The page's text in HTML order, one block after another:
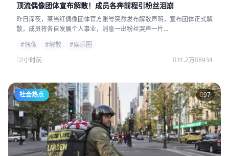
顶流偶像团体宣布解散！成员各奔前程引粉丝泪崩
昨日深夜，某当红偶像团体官方账号突然发布解散声明，宣布团体正式解
散，成员将各自发展个人事业，消息一出粉丝哭声一片...
#偶像
#解散
#娱乐圈
2小时前
31.2万 8934
社会热点 97